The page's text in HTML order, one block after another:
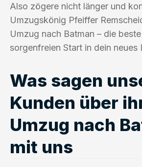
Also zögere nicht länger und
Umzugskönig Pfeiffer
Umzug nach Batman – die
sorgenfreien Start in dein neues
Was sagen
Kunden über
Umzug nach
mit uns